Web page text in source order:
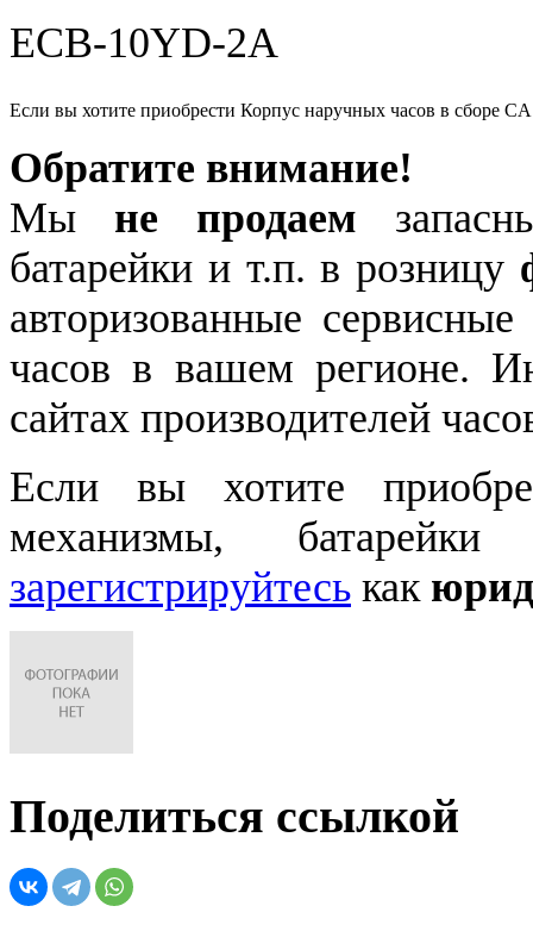
ECB-10YD-2A
Если вы хотите приобрести Корпус наручных часов в сборе
Обратите внимание!
Мы не продаем
батарейки и т.п. в розницу
авторизованные
часов в вашем регионе.
сайтах производителей
Если вы хотите
механизмы,
зарегистрируйтесь как
Поделиться ссылкой